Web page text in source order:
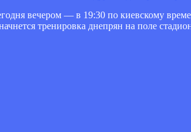
вечером — в 19:30 по киевскому
тренировка днепрян на поле